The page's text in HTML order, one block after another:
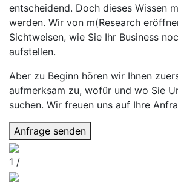
entscheidend. Doch dieses Wissen
werden. Wir von m(Research
Sichtweisen, wie Sie Ihr Business
aufstellen.
Aber zu Beginn hören wir Ihnen
aufmerksam zu, wofür und wo Sie
suchen. Wir freuen uns auf Ihre
Anfrage senden
1 /